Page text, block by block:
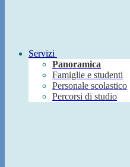
Servizi
Panoramica
Famiglie e studenti
Personale scolastico
Percorsi di studio